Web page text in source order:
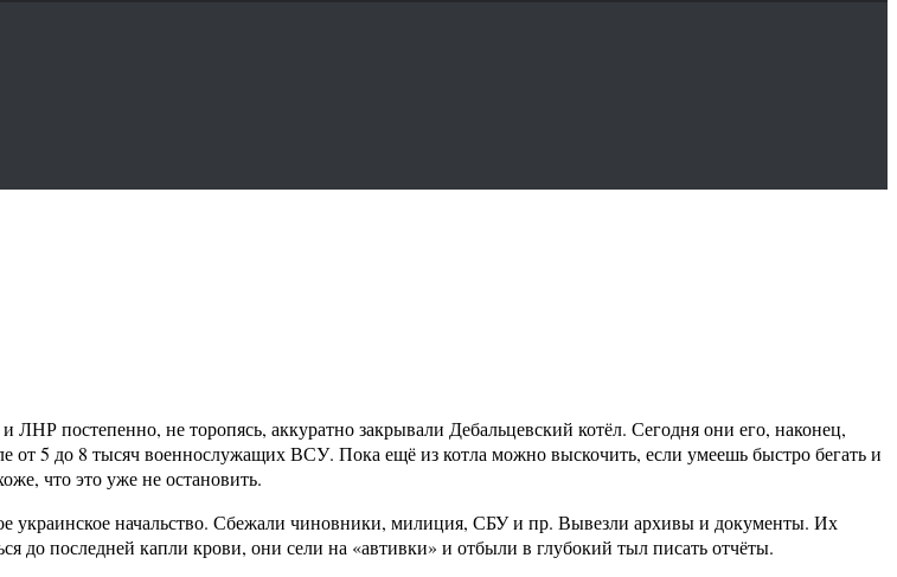
постепенно, не торопясь, аккуратно закрывали Дебальцевский котёл. Сегодня они его, наконец,
от 5 до 8 тысяч военнослужащих ВСУ. Пока ещё из котла можно выскочить, если умеешь быстро бегать и
что это уже не остановить.
украинское начальство. Сбежали чиновники, милиция, СБУ и пр. Вывезли архивы и документы. Их
до последней капли крови, они сели на «автивки» и отбыли в глубокий тыл писать отчёты.